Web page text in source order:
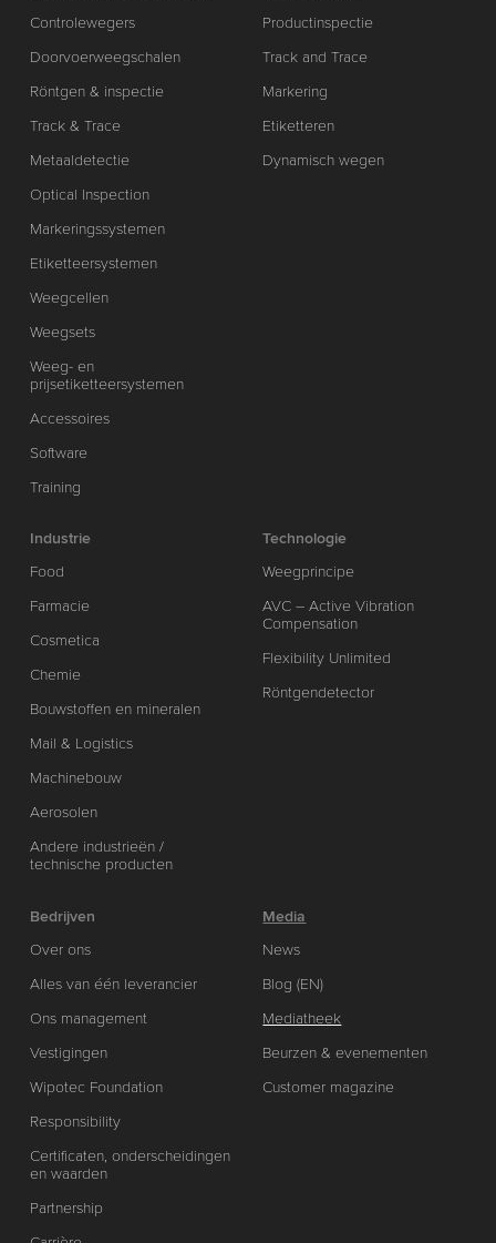
Controlewegers
Doorvoerweegschalen
Röntgen & inspectie
Track & Trace
Metaaldetectie
Optical Inspection
Markeringssystemen
Etiketteersystemen
Weegcellen
Weegsets
Weeg- en
prijsetiketteersystemen
Accessoires
Software
Training
Productinspectie
Track and Trace
Markering
Etiketteren
Dynamisch wegen
Industrie
Food
Farmacie
Cosmetica
Chemie
Bouwstoffen en mineralen
Mail & Logistics
Machinebouw
Aerosolen
Andere industrieën /
technische producten
Technologie
Weegprincipe
AVC – Active Vibration
Compensation
Flexibility Unlimited
Röntgendetector
Bedrijven
Over ons
Alles van één leverancier
Ons management
Vestigingen
Wipotec Foundation
Responsibility
Certificaten, onderscheidingen
en waarden
Partnership
Media
News
Blog (EN)
Mediatheek
Beurzen & evenementen
Customer magazine